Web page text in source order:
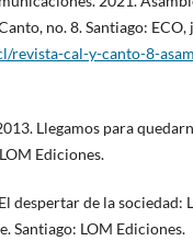
no. 8. Santiago:
revista-cal-y-canto-8-
Llegamos para
Ediciones.
despertar de la sociedad:
Santiago: LOM Ediciones.